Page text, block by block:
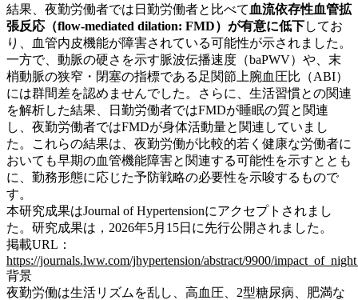
結果、夜勤労働者では日勤労働者と比べて 血流依存性血管拡
張反応（flow-mediated dilation: FMD）が有意に低下してお
り、血管内皮機能が障害されている可能性が示されました。
一方で、動脈の硬さを示す脈波伝播速度（baPWV）や、末
梢動脈の狭窄・閉塞の指標である足関節上腕血圧比（ABI）
には群間差を認めませんでした。さらに、生活習慣との関連
を解析した結果、日勤労働者ではFMDが睡眠の質と関連
し、夜勤労働者ではFMDが身体活動量と関連していまし
た。これらの結果は、夜勤労働が比較的若く健康な労働者に
おいても早期の血管機能障害と関連する可能性を示すととも
に、勤務形態に応じた予防戦略の必要性を示唆するもので
す。
本研究成果はJournal of Hypertensionにアクセプトされまし
た。研究成果は，2026年5月15日に先行公開されました。
掲載URL：
https://journals.lww.com/jhypertension/abstract/9900/
背景
夜勤労働は生活リズムを乱し、高血圧、2型糖尿病、肥満な